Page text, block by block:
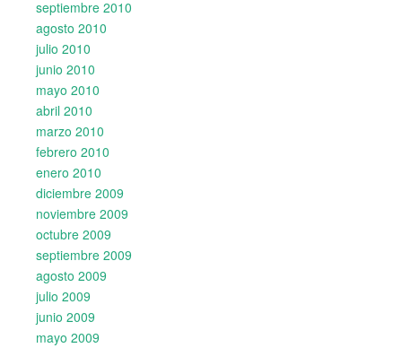
septiembre 2010
agosto 2010
julio 2010
junio 2010
mayo 2010
abril 2010
marzo 2010
febrero 2010
enero 2010
diciembre 2009
noviembre 2009
octubre 2009
septiembre 2009
agosto 2009
julio 2009
junio 2009
mayo 2009